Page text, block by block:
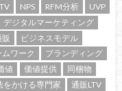
NPS RFM分析
UVP
デジタルマーケティング
ビジネスモデル
ワーク
ブランディング
値 価値提供
同梱物
をかける専門家
通販LTV